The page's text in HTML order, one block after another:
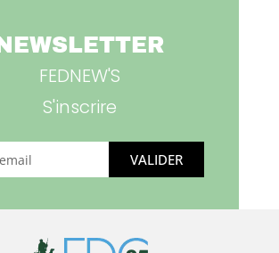
NEWSLETTER
FEDNEW'S
S'inscrire
VALIDER